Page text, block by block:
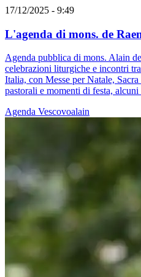
17/12/2025 - 9:49
L'agenda di mons. de
Agenda pubblica di mons. Alain
celebrazioni liturgiche e incontri
Italia, con Messe per Natale,
pastorali e momenti di festa, alcuni
Agenda Vescovoalain